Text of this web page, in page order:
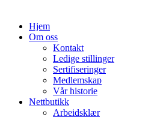
Hjem
Om oss
Kontakt
Ledige stillinger
Sertifiseringer
Medlemskap
Vår historie
Nettbutikk
Arbeidsklær